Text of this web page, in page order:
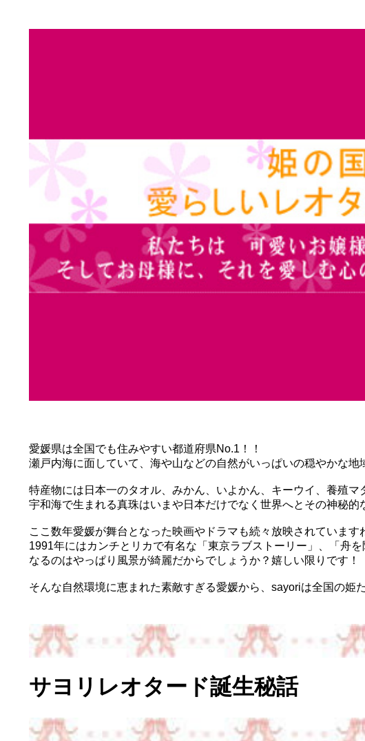
愛媛県は全国でも住みやすい都道府県No.1！！
瀬戸内海に面していて、海や山などの自然がいっぱいの穏やかな地
特産物には日本一のタオル、みかん、いよかん、キーウイ、養殖
宇和海で生まれる真珠はいまや日本だけでなく世界へとその神秘的
ここ数年愛媛が舞台となった映画やドラマも続々放映されています
1991年にはカンチとリカで有名な「東京ラブストーリー」、「舟
なるのはやっぱり風景が綺麗だからでしょうか？嬉しい限りです！
そんな自然環境に恵まれた素敵すぎる愛媛から、sayoriは全国の姫
サヨリレオタード誕生秘話